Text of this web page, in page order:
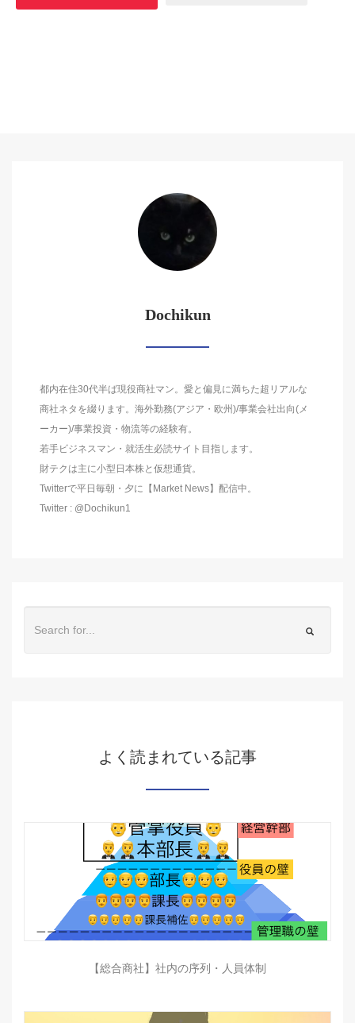
Dochikun
都内在住30代半ば現役商社マン。愛と偏見に満ちた超リアルな
商社ネタを綴ります。海外勤務(アジア・欧州)/事業会社出向(メ
ーカー)/事業投資・物流等の経験有。
若手ビジネスマン・就活生必読サイト目指します。
財テクは主に小型日本株と仮想通貨。
Twitterで平日毎朝・夕に【Market News】配信中。
Twitter : @Dochikun1
よく読まれている記事
【総合商社】社内の序列・人員体制